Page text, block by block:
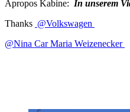
Apropos Kabine: In unserem
Thanks @Volkswagen
@Nina Car Maria Weizenecker